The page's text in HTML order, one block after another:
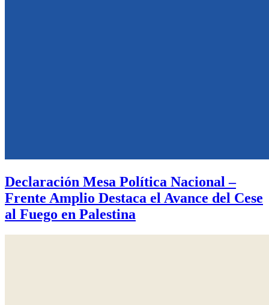
Declaración Mesa Política Nacional –
Frente Amplio Destaca el Avance del Cese
al Fuego en Palestina